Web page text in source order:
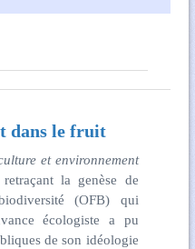
dans le fruit
et environnement
la genèse de
(OFB) qui
écologiste a pu
de son idéologie